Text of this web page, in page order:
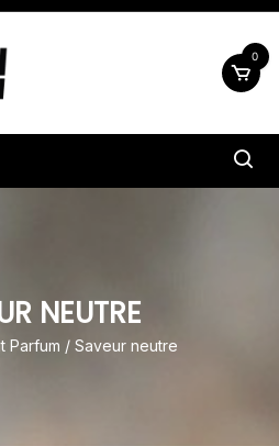
0
NEUTRE
Parfum / Saveur neutre